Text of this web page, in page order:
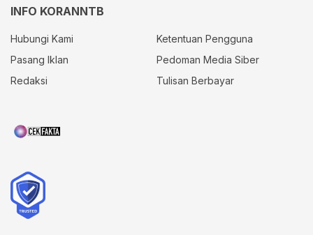
INFO KORANNTB
Hubungi Kami
Ketentuan Pengguna
Pasang Iklan
Pedoman Media Siber
Redaksi
Tulisan Berbayar